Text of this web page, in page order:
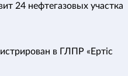
24 нефтегазовых участка
в ГЛПР «Ертіс